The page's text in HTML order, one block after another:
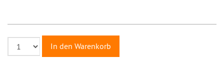
In den Warenkorb